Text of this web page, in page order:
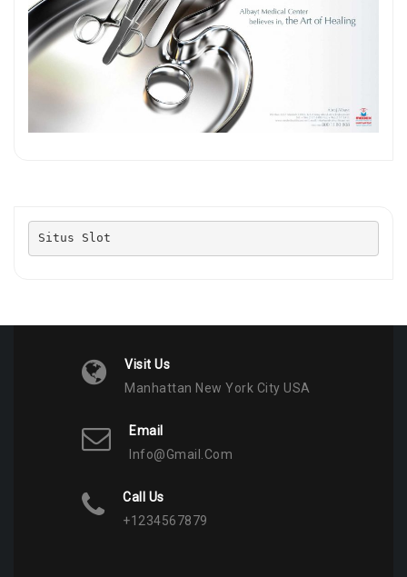
Situs Slot
Visit Us
Manhattan New York City USA
Email
Info@gmail.com
Call Us
+1234567879